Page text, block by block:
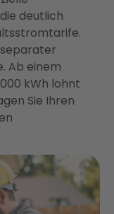
deutlich
Ab einem
kWh lohnt
Sie Ihren